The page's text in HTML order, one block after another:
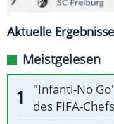
Aktuelle
Meistgelesen
"Infanti-No
des FIFA-Chefs